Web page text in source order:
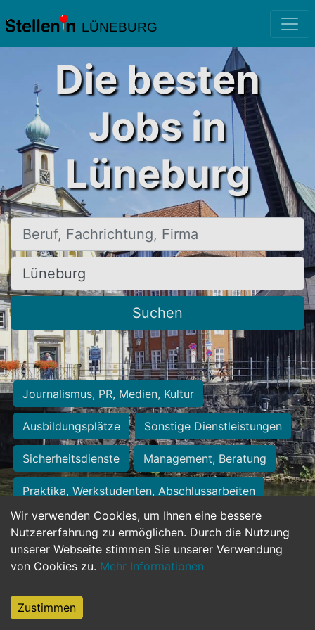
LÜNEBURG
Wir verwenden Cookies, um Ihnen eine bessere
Nutzererfahrung zu ermöglichen. Durch die Nutzung
unserer Webseite stimmen Sie unserer Verwendung
von Cookies zu. Mehr Informationen
Zustimmen
Die besten
Jobs in
Lüneburg
Beruf, Fachrichtung, Firma
Ort, Stadt
Suchen
Journalismus, PR, Medien, Kultur
Ausbildungsplätze Sonstige Dienstleistungen
Sicherheitsdienste Management, Beratung
Praktika, Werkstudenten, Abschlussarbeiten
Personalwesen Assistenz, Sekretariat
Hilfskräfte, Aushilfs- und Nebenjobs
Weiterbildung, Studium, duale Ausbildung